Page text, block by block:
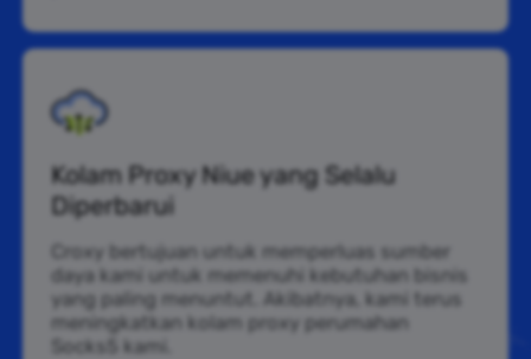
Kolam Proxy Niue yang Selalu
Diperbarui
Croxy bertujuan untuk memperluas sumber
daya kami untuk memenuhi kebutuhan bisnis
yang paling menuntut. Akibatnya, kami terus
meningkatkan kolam proxy perumahan
Socks5 kami.